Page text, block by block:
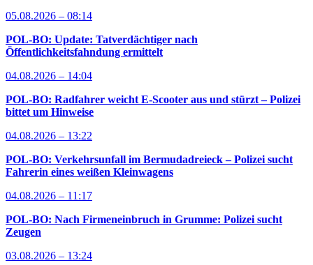
05.08.2026 – 08:14
POL-BO: Update: Tatverdächtiger nach
Öffentlichkeitsfahndung ermittelt
04.08.2026 – 14:04
POL-BO: Radfahrer weicht E-Scooter aus und stürzt – Polizei
bittet um Hinweise
04.08.2026 – 13:22
POL-BO: Verkehrsunfall im Bermudadreieck – Polizei sucht
Fahrerin eines weißen Kleinwagens
04.08.2026 – 11:17
POL-BO: Nach Firmeneinbruch in Grumme: Polizei sucht
Zeugen
03.08.2026 – 13:24